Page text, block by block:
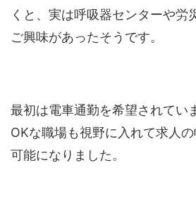
くと、実は呼吸器センターや労
ご興味があったそうです。
最初は電車通勤を希望されてい
OKな職場も視野に入れて求人
可能になりました。